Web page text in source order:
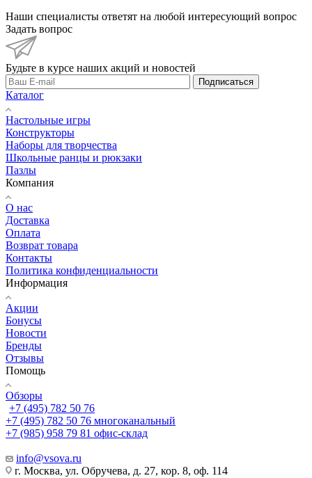
Наши специалисты ответят на любой интересующий вопрос
Задать вопрос
Будьте в курсе наших акций и новостей
Подписаться
Каталог
Настольные игры
Конструкторы
Наборы для творчества
Школьные ранцы и рюкзаки
Пазлы
Компания
О нас
Доставка
Оплата
Возврат товара
Контакты
Политика конфиденциальности
Информация
Акции
Бонусы
Новости
Бренды
Отзывы
Помощь
Обзоры
+7 (495) 782 50 76
+7 (495) 782 50 76 многоканальный
+7 (985) 958 79 81 офис-склад
info@vsova.ru
г. Москва, ул. Обручева, д. 27, кор. 8, оф. 114